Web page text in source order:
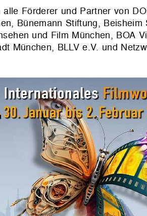
Förderer und Partner von
Bünemann Stiftung,
und Film München, BOA
München, BLLV e.V. und